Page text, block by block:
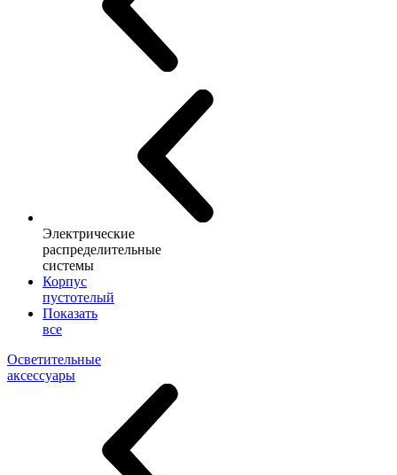
Электрические
распределительные
системы
Корпус
пустотелый
Показать
все
Осветительные
аксессуары